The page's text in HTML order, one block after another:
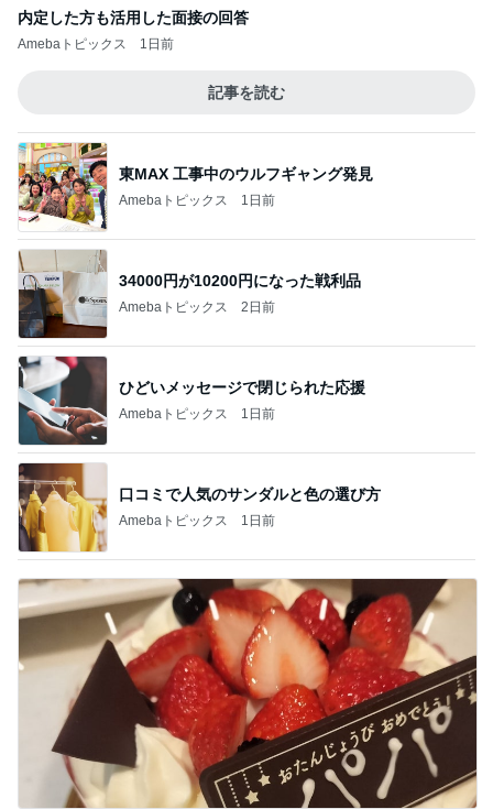
内定した方も活用した面接の回答
Amebaトピックス 1日前
記事を読む
東MAX 工事中のウルフギャング発見
Amebaトピックス 1日前
34000円が10200円になった戦利品
Amebaトピックス 2日前
ひどいメッセージで閉じられた応援
Amebaトピックス 1日前
口コミで人気のサンダルと色の選び方
Amebaトピックス 1日前